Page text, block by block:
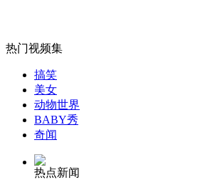
无痛分娩是否安全 医生回应
外交部：反对强权政治霸凌主义
外交部：有关国家言论片面不公正
热门视频集
搞笑
美女
动物世界
BABY秀
奇闻
热点新闻